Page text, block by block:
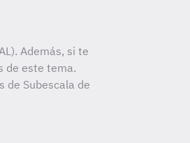
Además, si te
de este tema.
de Subescala de